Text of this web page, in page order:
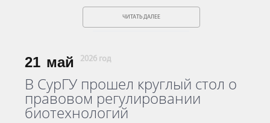
ЧИТАТЬ ДАЛЕЕ
21 май 2026 год
В СурГУ прошел круглый стол о
правовом регулировании
биотехнологий